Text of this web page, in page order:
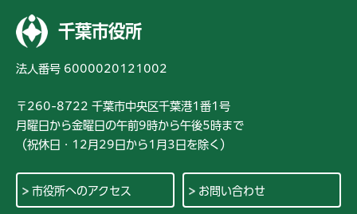
千葉市役所
法人番号 6000020121002
〒260-8722 千葉市中央区千葉港1番1号
月曜日から金曜日の午前9時から午後5時まで
（祝休日・12月29日から1月3日を除く）
市役所へのアクセス お問い合わせ